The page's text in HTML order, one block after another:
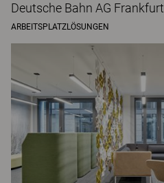
Deutsche Bahn AG Frankfurt
ARBEITSPLATZLÖSUNGEN